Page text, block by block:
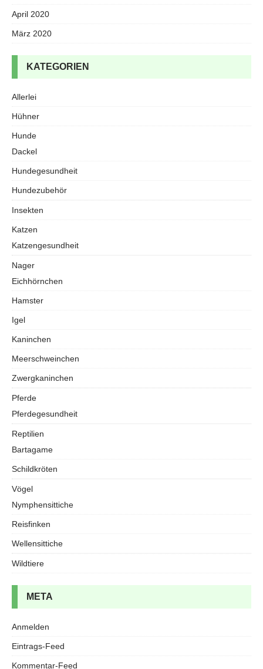
April 2020
März 2020
KATEGORIEN
Allerlei
Hühner
Hunde
Dackel
Hundegesundheit
Hundezubehör
Insekten
Katzen
Katzengesundheit
Nager
Eichhörnchen
Hamster
Igel
Kaninchen
Meerschweinchen
Zwergkaninchen
Pferde
Pferdegesundheit
Reptilien
Bartagame
Schildkröten
Vögel
Nymphensittiche
Reisfinken
Wellensittiche
Wildtiere
META
Anmelden
Eintrags-Feed
Kommentar-Feed